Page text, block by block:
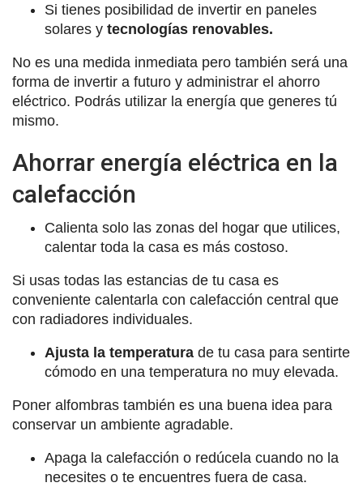
Si tienes posibilidad de invertir en paneles
solares y tecnologías renovables.
No es una medida inmediata pero también será una
forma de invertir a futuro y administrar el ahorro
eléctrico. Podrás utilizar la energía que generes tú
mismo.
Ahorrar energía eléctrica en la
calefacción
Calienta solo las zonas del hogar que utilices,
calentar toda la casa es más costoso.
Si usas todas las estancias de tu casa es
conveniente calentarla con calefacción central que
con radiadores individuales.
Ajusta la temperatura de tu casa para sentirte
cómodo en una temperatura no muy elevada.
Poner alfombras también es una buena idea para
conservar un ambiente agradable.
Apaga la calefacción o redúcela cuando no la
necesites o te encuentres fuera de casa.